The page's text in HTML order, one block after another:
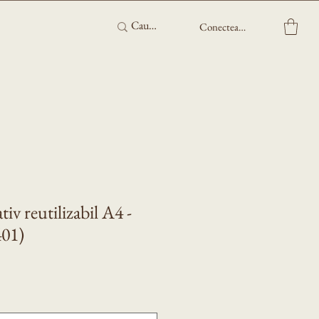
Conectează-te
reutilizabil A4 -